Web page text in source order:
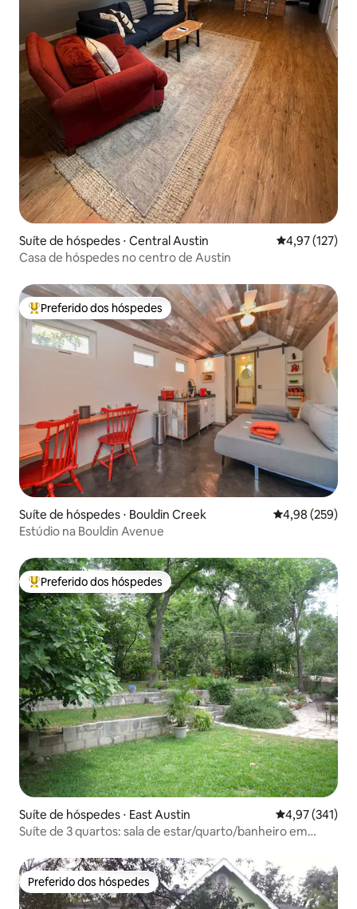
Suíte de hóspedes ⋅ Central Austin 4,97 de uma
4,97 (127)
Casa de hóspedes no centro de Austin
Entre os melhores preferidos dos hóspedes
Preferido dos hóspedes
Suíte de hóspedes ⋅ Bouldin Creek 4,98 de uma
4,98 (259)
Estúdio na Bouldin Avenue
Entre os melhores preferidos dos hóspedes
Preferido dos hóspedes
Suíte de hóspedes ⋅ East Austin 4,97 de uma
4,97 (341)
Suíte de 3 quartos: sala de estar/quarto/banheiro em
Preferido dos hóspedes
Preferido dos hóspedes